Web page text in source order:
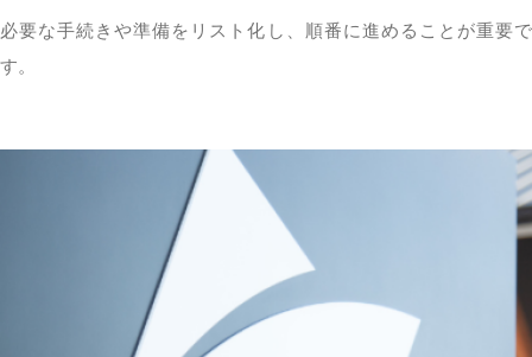
必要な手続きや準備をリスト化し、順番に進めることが重要で
す。